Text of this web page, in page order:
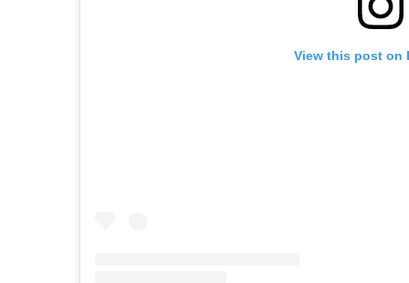
View this post on